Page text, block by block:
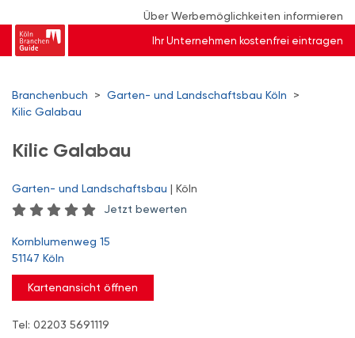
Über Werbemöglichkeiten informieren
Ihr Unternehmen kostenfrei eintragen
Branchenbuch > Garten- und Landschaftsbau Köln
>
Kilic Galabau
Kilic Galabau
Garten- und Landschaftsbau | Köln
Jetzt bewerten
Kornblumenweg 15
51147 Köln
Kartenansicht öffnen
Tel: 02203 5691119